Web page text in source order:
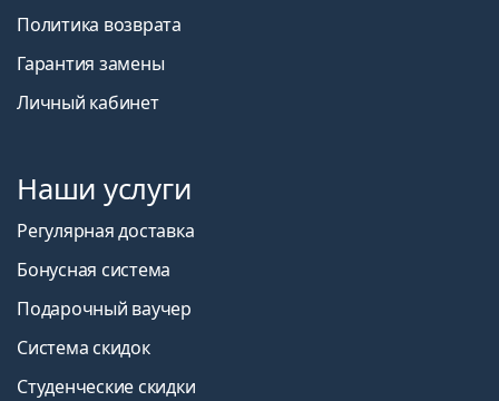
Политика возврата
Гарантия замены
Личный кабинет
Наши услуги
Регулярная доставка
Бонусная система
Подарочный ваучер
Система скидок
Студенческие скидки